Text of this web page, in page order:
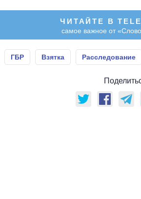
ЧИТАЙТЕ В
самое важное от
ГБР Взятка Расследование